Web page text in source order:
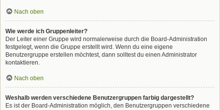
Nach oben
Wie werde ich Gruppenleiter?
Der Leiter einer Gruppe wird normalerweise durch die Board-Administration
festgelegt, wenn die Gruppe erstellt wird. Wenn du eine eigene
Benutzergruppe erstellen möchtest, dann solltest du einen Administrator
kontaktieren.
Nach oben
Weshalb werden verschiedene Benutzergruppen farbig dargestellt?
Es ist der Board-Administration möglich, den Benutzergruppen verschiedene